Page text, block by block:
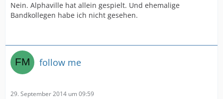
Nein. Alphaville hat allein gespielt. Und ehemalige
Bandkollegen habe ich nicht gesehen.
follow me
29. September 2014 um 09:59